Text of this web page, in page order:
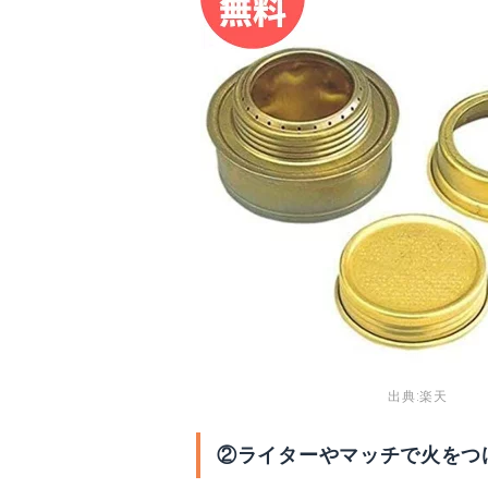
出典:楽天
②ライターやマッチで火をつ